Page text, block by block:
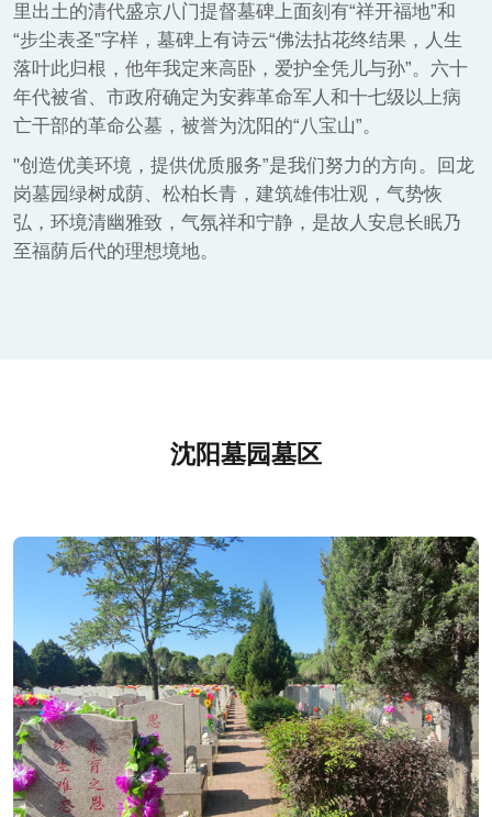
里出土的清代盛京八门提督墓碑上面刻有“祥开福地”和
“步尘表圣”字样，墓碑上有诗云“佛法拈花终结果，人生
落叶此归根，他年我定来高卧，爱护全凭儿与孙”。六十
年代被省、市政府确定为安葬革命军人和十七级以上病
亡干部的革命公墓，被誉为沈阳的“八宝山”。
"创造优美环境，提供优质服务”是我们努力的方向。回龙
岗墓园绿树成荫、松柏长青，建筑雄伟壮观，气势恢
弘，环境清幽雅致，气氛祥和宁静，是故人安息长眠乃
至福荫后代的理想境地。
沈阳墓园墓区